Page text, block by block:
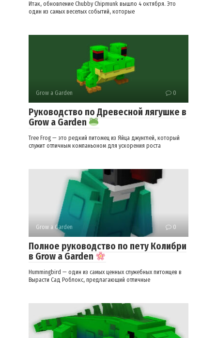
Итак, обновление Chubby Chipmunk вышло 4 октября. Это
один из самых веселых событий, которые
Grow a Garden 0
Руководство по Древесной лягушке в
Grow a Garden
Tree Frog — это редкий питомец из Яйца джунглей, который
служит отличным компаньоном для ускорения роста
Grow a Garden 0
Полное руководство по пету Колибри
в Grow a Garden
Hummingbird — один из самых ценных служебных питомцев в
Вырасти Сад Роблокс, предлагающий отличные